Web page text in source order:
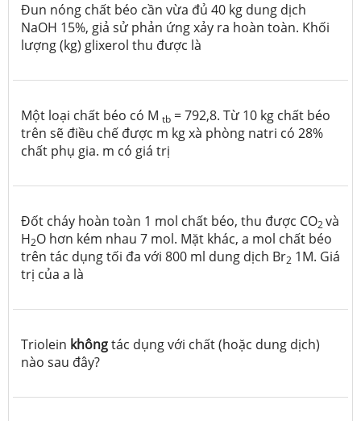
Đun nóng chất béo cần vừa đủ 40 kg dung dịch
NaOH 15%, giả sử phản ứng xảy ra hoàn toàn. Khối
lượng (kg) glixerol thu được là
Một loại chất béo có M tb = 792,8. Từ 10 kg chất béo
trên sẽ điều chế được m kg xà phòng natri có 28%
chất phụ gia. m có giá trị
Đốt cháy hoàn toàn 1 mol chất béo, thu được CO2và
H2O hơn kém nhau 7 mol. Mặt khác, a mol chất béo
trên tác dụng tối đa với 800 ml dung dịch Br2 1M. Giá
trị của a là
Triolein khôngtác dụng với chất (hoặc dung dịch)
nào sau đây?